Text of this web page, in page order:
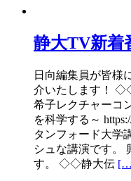
静大TV新着
日向編集員が皆様
介いたします！
希子レクチャーコ
を科学する～
タンフォード大学
シュな講演です。
す。 ◇◇静大伝